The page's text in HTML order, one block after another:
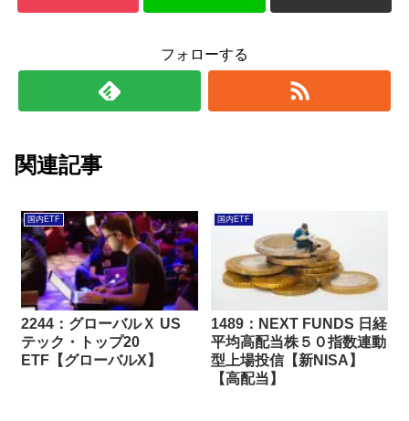
フォローする
関連記事
国内ETF
2244：グローバルＸ US
テック・トップ20
ETF【グローバルX】
国内ETF
1489：NEXT FUNDS 日経
平均高配当株５０指数連動
型上場投信【新NISA】
【高配当】